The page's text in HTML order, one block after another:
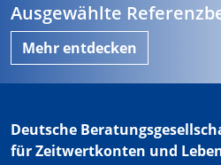
Ausgewählte
Mehr entdecken
Deutsche
für Zeitwertkonten und